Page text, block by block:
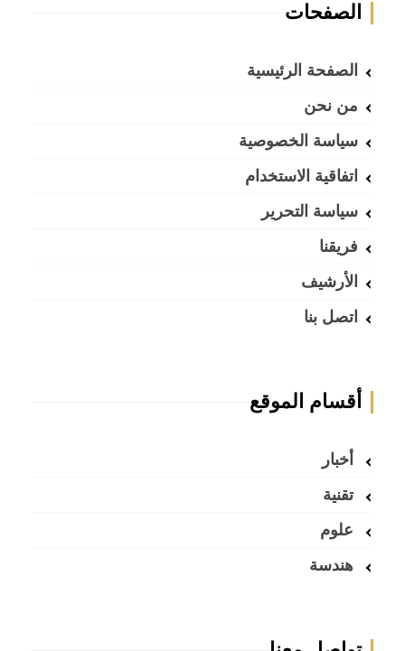
الصفحات
الصفحة الرئيسية
من نحن
سياسة الخصوصية
اتفاقية الاستخدام
سياسة التحرير
فريقنا
الأرشيف
اتصل بنا
أقسام الموقع
أخبار
تقنية
علوم
هندسة